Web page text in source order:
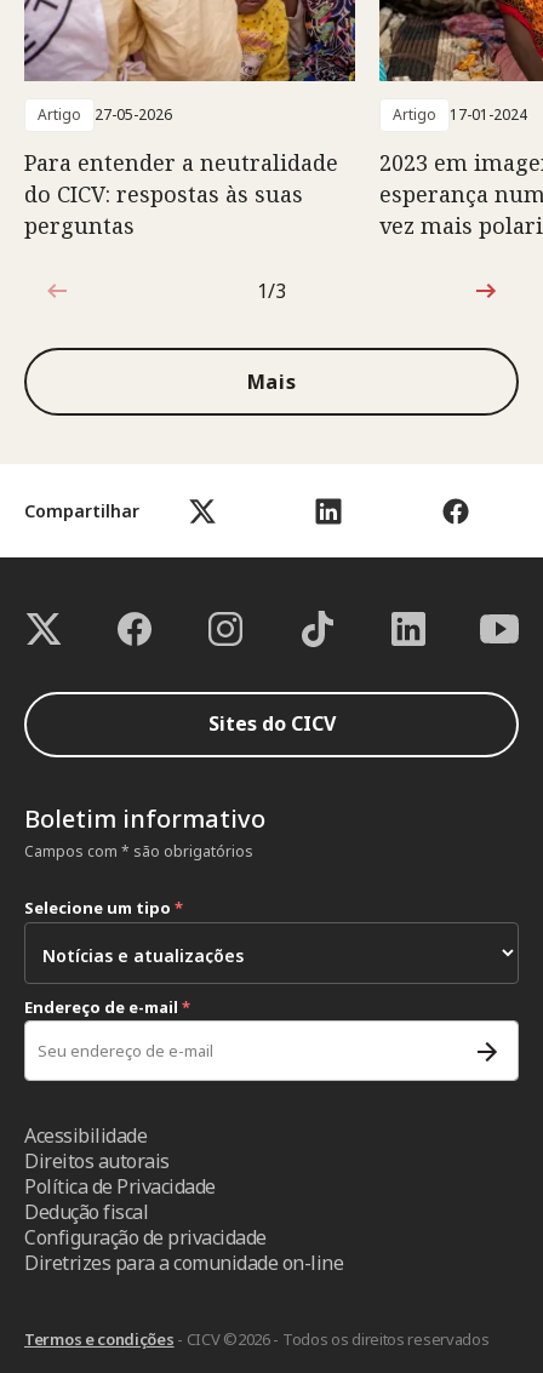
Compartilhar
Artigo 27-05-2026
Para entender a neutralidade
do CICV: respostas às suas
perguntas
Artigo 17-01-2024
2023 em
esperança
vez mais
1 de 3
1/3
Mais
Sites do CICV
Boletim informativo
Campos com * são obrigatórios
Selecione um tipo *
Endereço de e-mail *
Acessibilidade
Direitos autorais
Política de Privacidade
Dedução fiscal
Configuração de privacidade
Diretrizes para a comunidade on-line
Termos e condições - CICV ©2026 - Todos os direitos reservados